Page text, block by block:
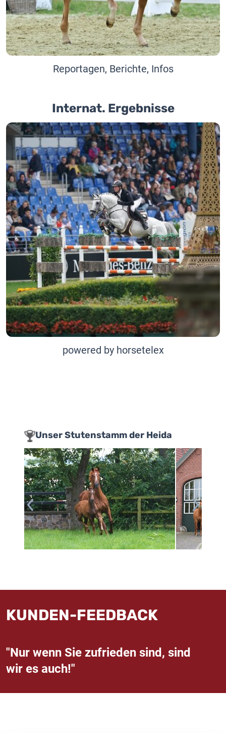
Reportagen, Berichte, Infos
Internat. Ergebnisse
powered by horsetelex
Unser Stutenstamm der Heida
KUNDEN-FEEDBACK
"Nur wenn Sie zufrieden sind, sind
wir es auch!"